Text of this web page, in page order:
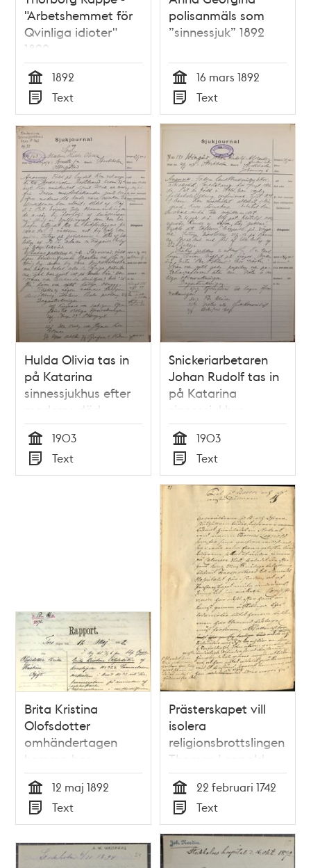
"Arbetshemmet för
Qvinliga idioter"
1892
Tid
1892
Typ
Text
polisanmäls som
”sinnessjuk” 1892
Tid
16 mars 1892
Typ
Text
Hulda Olivia tas in
på Katarina
sinnessjukhus efter
moderns död -
sjukjournal 1903
Tid
1903
Typ
Text
Snickeriarbetaren
Johan Rudolf tas in
på Katarina
sinnessjukhus –
sjukjournal 1903
Tid
1903
Typ
Text
Brita Kristina
Olofsdotter
omhändertagen
hemma hos
metodistförsamlingens
vaktmästare -
polisrapport
inkommen till
dårdiariet 12 maj
1892
Tid
12 maj 1892
Typ
Text
Prästerskapet vill
isolera
religionsbrottslingen
Thomas Leopold
Tid
22 februari 1742
Typ
Text